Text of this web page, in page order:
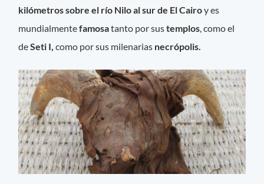
kilómetros sobre el río Nilo al sur de El Cairoy es
mundialmentefamosatanto por sustemplos, como el
deSeti I, como por sus milenarias necrópolis.